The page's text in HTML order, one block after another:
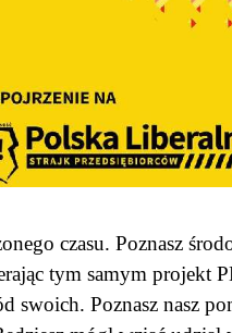
czasu. Poznasz
tym samym projekt
swoich. Poznasz nasz